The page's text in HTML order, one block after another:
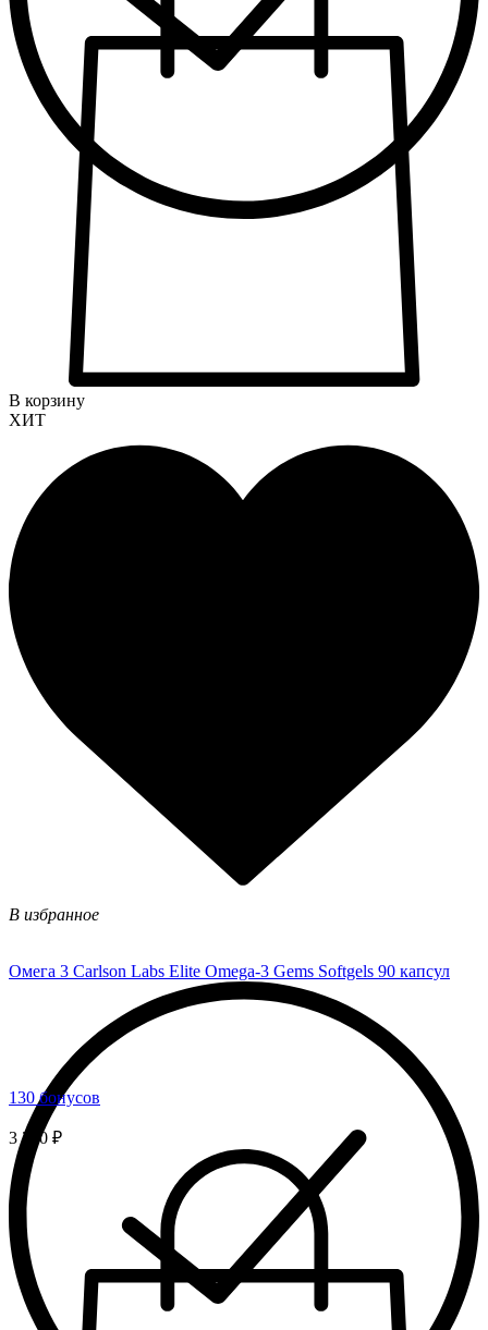
В корзину
ХИТ
В избранное
Омега 3 Carlson Labs Elite Omega-3 Gems Softgels 90 капсул
130 бонусов
3 250 ₽